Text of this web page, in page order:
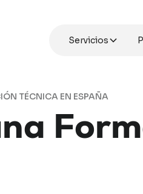
Servicios
TÉCNICA EN ESPAÑA